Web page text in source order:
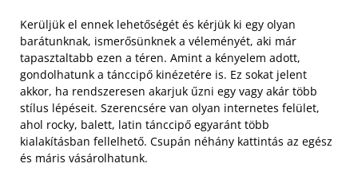
Kerüljük el ennek lehetőségét és kérjük ki egy olyan
barátunknak, ismerősünknek a véleményét, aki már
tapasztaltabb ezen a téren. Amint a kényelem adott,
gondolhatunk a tánccipő kinézetére is. Ez sokat jelent
akkor, ha rendszeresen akarjuk űzni egy vagy akár több
stílus lépéseit. Szerencsére van olyan internetes felület,
ahol rocky, balett, latin tánccipő egyaránt több
kialakításban fellelhető. Csupán néhány kattintás az egész
és máris vásárolhatunk.